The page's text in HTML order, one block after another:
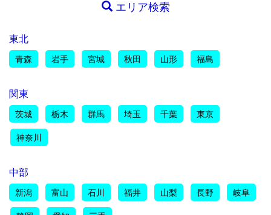
エリア検索
東北
青森 岩手 宮城 秋田 山形 福島
関東
茨城 栃木 群馬 埼玉 千葉 東京
神奈川
中部
新潟 富山 石川 福井 山梨 長野 岐阜